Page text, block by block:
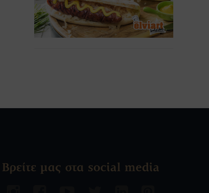
Βρείτε μας στα social media